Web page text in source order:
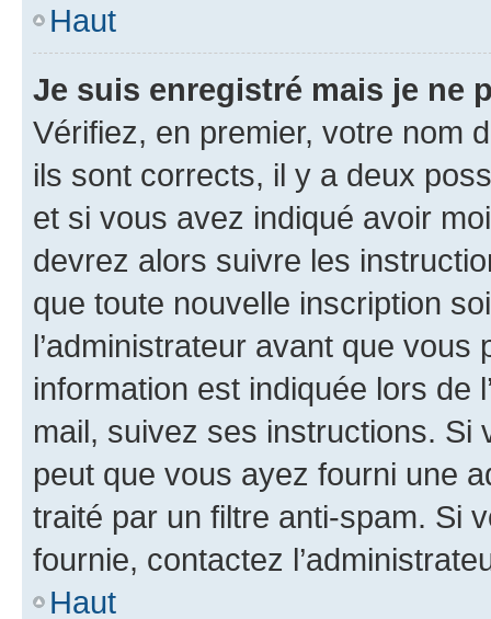
Haut
Je suis enregistré mais je ne
Vérifiez, en premier, votre nom
ils sont corrects, il y a deux
et si vous avez indiqué avoir
devrez alors suivre les
que toute nouvelle inscription
l’administrateur avant que
information est indiquée lors de
mail, suivez ses instructions. Si
peut que vous ayez fourni une
traité par un filtre anti-spam. Si
fournie, contactez
Haut